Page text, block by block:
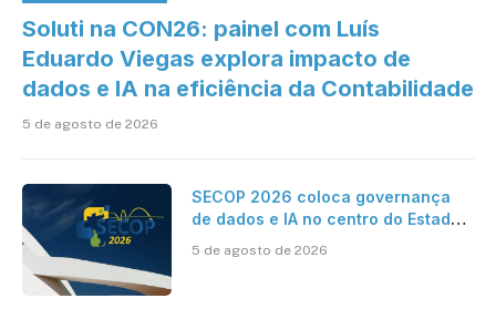
Soluti na CON26: painel com Luís
Eduardo Viegas explora impacto de
dados e IA na eficiência da Contabilidade
5 de agosto de 2026
SECOP 2026 coloca governança
de dados e IA no centro do Estado
inteligente
5 de agosto de 2026